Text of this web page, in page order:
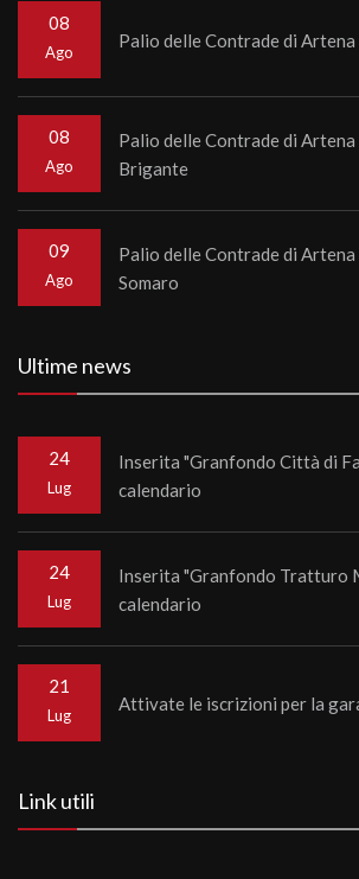
08
Ago
Palio delle Contrade di Artena
08
Ago
Palio delle Contrade di Artena
Brigante
09
Ago
Palio delle Contrade di Artena
Somaro
Ultime news
24
Lug
Inserita "Granfondo Città di
calendario
24
Lug
Inserita "Granfondo Tratturo
calendario
21
Lug
Attivate le iscrizioni per la
Link utili